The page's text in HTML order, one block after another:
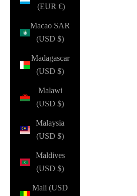
(EUR €)
Macao SAR
(USD $)
Madagascar
(USD $)
Malawi
(USD $)
Malaysia
(USD $)
Maldives
(USD $)
Mali (USD